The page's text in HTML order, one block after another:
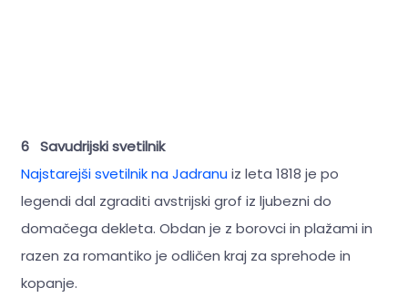
6 Savudrijski svetilnik
Najstarejši svetilnik na Jadranuiz leta 1818 je po
legendi dal zgraditi avstrijski grof iz ljubezni do
domačega dekleta. Obdan je z borovci in plažami in
razen za romantiko je odličen kraj za sprehode in
kopanje.